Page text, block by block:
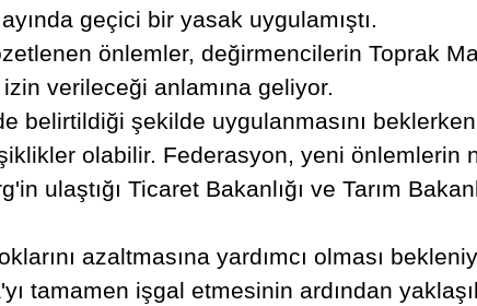
geçici bir yasak uygulamıştı.
önlemler, değirmencilerin Toprak
verileceği anlamına geliyor.
belirtildiği şekilde uygulanmasını
olabilir. Federasyon, yeni
ulaştığı Ticaret Bakanlığı ve Tarım
azaltmasına yardımcı olması
tamamen işgal etmesinin ardından